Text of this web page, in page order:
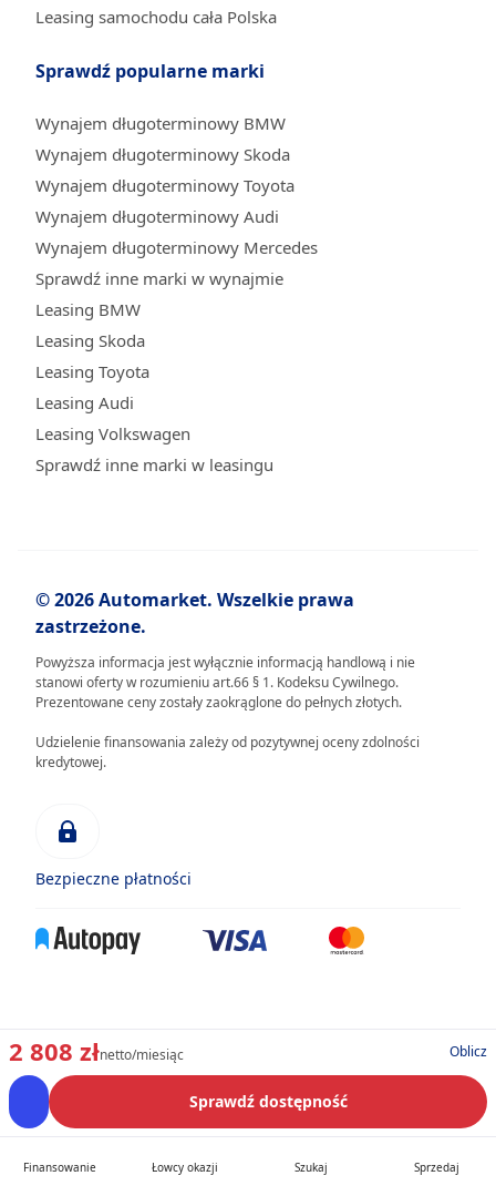
2 808 złnetto/miesiąc Oblicz
Sprawdź dostępność
Leasing samochodu cała Polska
Sprawdź popularne marki
Wynajem długoterminowy BMW
Wynajem długoterminowy Skoda
Wynajem długoterminowy Toyota
Wynajem długoterminowy Audi
Wynajem długoterminowy Mercedes
Sprawdź inne marki w wynajmie
Leasing BMW
Leasing Skoda
Leasing Toyota
Leasing Audi
Leasing Volkswagen
Sprawdź inne marki w leasingu
© 2026 Automarket. Wszelkie prawa
zastrzeżone.
Powyższa informacja jest wyłącznie informacją handlową i nie
stanowi oferty w rozumieniu art.66 § 1. Kodeksu Cywilnego.
Prezentowane ceny zostały zaokrąglone do pełnych złotych.
Udzielenie finansowania zależy od pozytywnej oceny zdolności
kredytowej.
Bezpieczne płatności
Finansowanie Łowcy okazji Szukaj Sprzedaj